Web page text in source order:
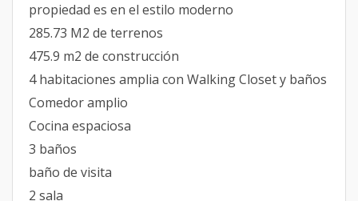
propiedad es en el estilo moderno
285.73 M2 de terrenos
475.9 m2 de construcción
4 habitaciones amplia con Walking Closet y baños
Comedor amplio
Cocina espaciosa
3 baños
baño de visita
2 sala